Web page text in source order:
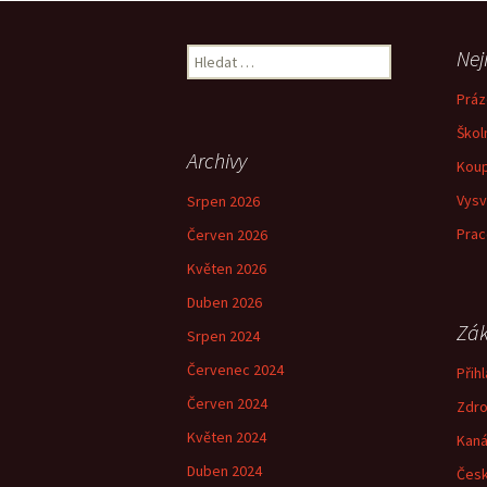
Vyhledávání
Archivy
Srpen 2026
Červen 2026
Květen 2026
Duben 2026
Srpen 2024
Červenec 2024
Červen 2024
Květen 2024
Duben 2024